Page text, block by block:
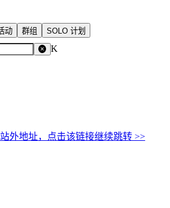
动 群组 SOLO 计划
K
外地址，点击该链接继续跳转 >>